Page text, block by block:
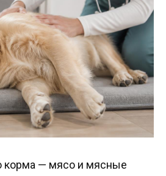
корма — мясо и мясные